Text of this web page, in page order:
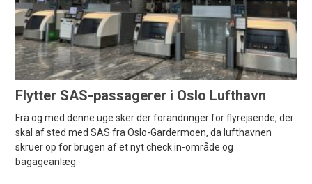
Flytter SAS-passagerer i Oslo Lufthavn
Fra og med denne uge sker der forandringer for flyrejsende, der
skal af sted med SAS fra Oslo-Gardermoen, da lufthavnen
skruer op for brugen af et nyt check in-område og
bagageanlæg.